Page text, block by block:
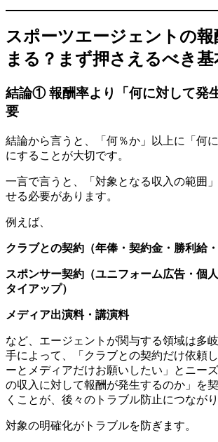
スポーツエージェントの
まる？まず押さえるべき基
結論① 報酬率より「何に対して発
要
結論から言うと、「何％か」以上に「何
にすることが大切です。
一言で言うと、「対象となる収入の範囲
せる必要があります。
例えば、
クラブとの契約（年俸・契約金・勝利給・
スポンサー契約（ユニフォーム広告・個
タイアップ）
メディア出演料・講演料
など、エージェントが関与する領域は多
手によって、「クラブとの契約だけ依頼
ーとメディアだけお願いしたい」とニー
の収入に対して報酬が発生するのか」を
くことが、後々のトラブル防止につながり
対象の明確化がトラブルを防ぎます。